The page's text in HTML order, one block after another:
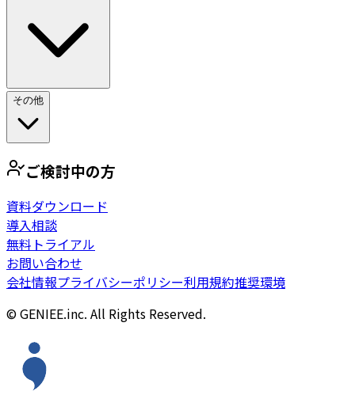
その他
ご検討中の方
資料ダウンロード
導入相談
無料トライアル
お問い合わせ
会社情報プライバシーポリシー利用規約推奨環境
© GENIEE.inc. All Rights Reserved.